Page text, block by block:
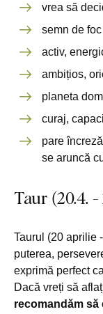
vrea să
semn de foc
activ,
ambițios,
planeta
curaj,
pare
se aruncă
Taur (20.4. -
Taurul (20 aprilie
puterea,
exprimă perfect
Dacă vreți să
recomandăm